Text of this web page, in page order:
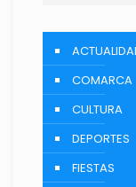
COMARCA
CULTURA
DEPORTES
FIESTAS